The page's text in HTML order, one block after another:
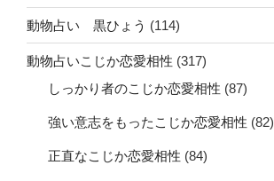
動物占い 黒ひょう (114)
動物占いこじか恋愛相性 (317)
しっかり者のこじか恋愛相性 (87)
強い意志をもったこじか恋愛相性 (82)
正直なこじか恋愛相性 (84)